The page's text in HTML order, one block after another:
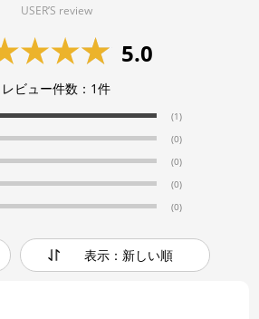
USER’S review
5.0
レビュー件数： 1件
(1)
(0)
(0)
(0)
(0)
表示：新しい順